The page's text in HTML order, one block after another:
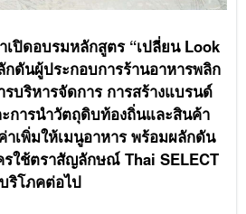
ปิดอบรมหลักสูตร “เปลี่ยน Look
กดันผู้ประกอบการร้านอาหารพลิก
บริหารจัดการ การสร้างแบรนด์
การนำวัตถุดิบท้องถิ่นและสินค้า
เพิ่มให้เมนูอาหาร พร้อมผลักดัน
ใช้ตราสัญลักษณ์ Thai SELECT
ริโภคต่อไป